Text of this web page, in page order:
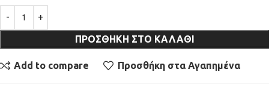
ΠΡΟΣΘΉΚΗ ΣΤΟ ΚΑΛΆΘΙ
Add to compare Προσθήκη στα Αγαπημένα